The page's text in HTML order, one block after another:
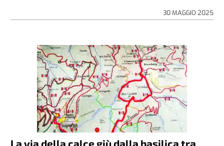
30 MAGGIO 2025
La via della calce giù dalla basilica tra